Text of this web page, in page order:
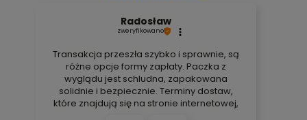
Radosław
zweryfikowano
Transakcja przeszła szybko i sprawnie, są
różne opcje formy zapłaty. Paczka z
wyglądu jest schludna, zapakowana
solidnie i bezpiecznie. Terminy dostaw,
które znajdują się na stronie internetowej,